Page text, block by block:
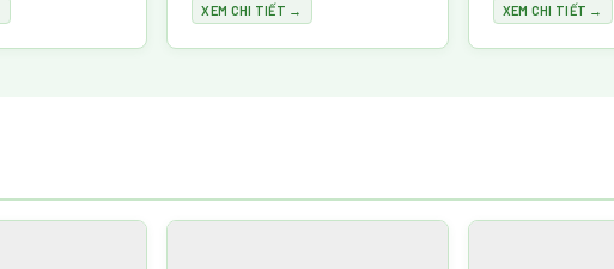
XEM CHI TIẾT → XEM CHI TIẾT →